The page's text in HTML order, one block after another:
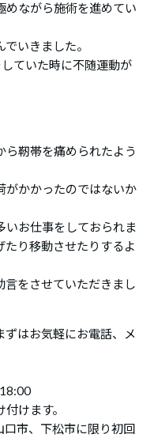
めながら施術を進めてい
いきました。
ていた時に不随運動が
ら靭帯を痛められたよう
がかかったのではないか
いお仕事をしておられま
たり移動させたりするよ
言をさせていただきまし
はお気軽にお電話、メ
けます。
口市、下松市に限り初回